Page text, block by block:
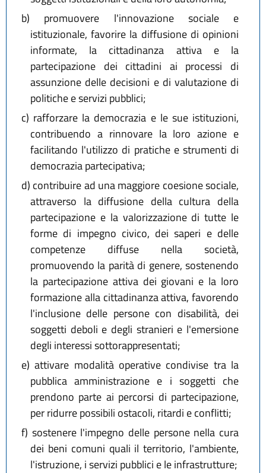
b) promuovere l'innovazione sociale e
istituzionale, favorire la diffusione di opinioni
informate, la cittadinanza attiva e la
partecipazione dei cittadini ai processi di
assunzione delle decisioni e di valutazione di
politiche e servizi pubblici;
c) rafforzare la democrazia e le sue istituzioni,
contribuendo a rinnovare la loro azione e
facilitando l'utilizzo di pratiche e strumenti di
democrazia partecipativa;
d) contribuire ad una maggiore coesione sociale,
attraverso la diffusione della cultura della
partecipazione e la valorizzazione di tutte le
forme di impegno civico, dei saperi e delle
competenze diffuse nella società,
promuovendo la parità di genere, sostenendo
la partecipazione attiva dei giovani e la loro
formazione alla cittadinanza attiva, favorendo
l'inclusione delle persone con disabilità, dei
soggetti deboli e degli stranieri e l'emersione
degli interessi sottorappresentati;
e) attivare modalità operative condivise tra la
pubblica amministrazione e i soggetti che
prendono parte ai percorsi di partecipazione,
per ridurre possibili ostacoli, ritardi e conflitti;
f) sostenere l'impegno delle persone nella cura
dei beni comuni quali il territorio, l'ambiente,
l'istruzione, i servizi pubblici e le infrastrutture;